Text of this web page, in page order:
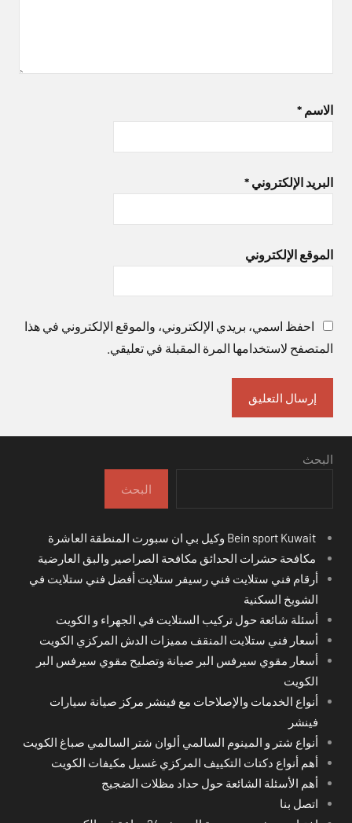
الاسم *
البريد الإلكتروني *
الموقع الإلكتروني
احفظ اسمي، بريدي الإلكتروني، والموقع الإلكتروني في هذا
المتصفح لاستخدامها المرة المقبلة في تعليقي.
البحث
البحث
مكافحة حشرات الحدائق مكافحة الصراصير والبق العارضية
أرقام فني ستلايت فني رسيفر ستلايت أفضل فني ستلايت في
الشويخ السكنية
أسئلة شائعة حول تركيب الستلايت في الجهراء و الكويت
أسعار فني ستلايت المنقف مميزات الدش المركزي الكويت
أسعار مقوي سيرفس البر صيانة وتصليح مقوي سيرفس البر
الكويت
أنواع الخدمات والإصلاحات مع فينشر مركز صيانة سيارات
فينشر
أنواع شتر و المينوم السالمي ألوان شتر السالمي صباغ الكويت
أهم أنواع دكتات التكييف المركزي غسيل مكيفات الكويت
أهم الأسئلة الشائعة حول حداد مظلات الضجيج
اتصل بنا